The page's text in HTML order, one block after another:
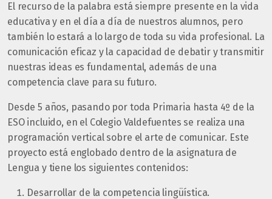
El recurso de la palabra está siempre presente en la vida
educativa y en el día a día de nuestros alumnos, pero
también lo estará a lo largo de toda su vida profesional. La
comunicación eficaz y la capacidad de debatir y transmitir
nuestras ideas es fundamental, además de una
competencia clave para su futuro.
Desde 5 años, pasando por toda Primaria hasta 4º de la
ESO incluido, en el Colegio Valdefuentes se realiza una
programación vertical sobre el arte de comunicar. Este
proyecto está englobado dentro de la asignatura de
Lengua y tiene los siguientes contenidos:
Desarrollar de la competencia lingüística.